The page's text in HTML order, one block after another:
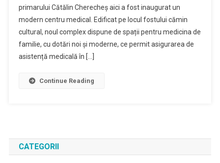
Cătălin
Cherecheș
Cartierul
Firiza
primarului Cătălin Cherecheș aici a fost inaugurat un
modern centru medical. Edificat pe locul fostului cămin
cultural, noul complex dispune de spații pentru medicina de
familie, cu dotări noi și moderne, ce permit asigurarea de
asistență medicală în […]
Continue Reading
CATEGORII